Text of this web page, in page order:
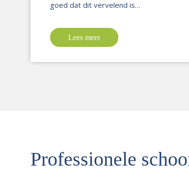
goed dat dit vervelend is…
Lees meer
Professionele